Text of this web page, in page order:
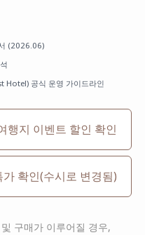
(2026.06)
공식 운영 가이드라인
행지 이벤트 할인 확인
가 확인(수시로 변경됨)
구매가 이루어질 경우,